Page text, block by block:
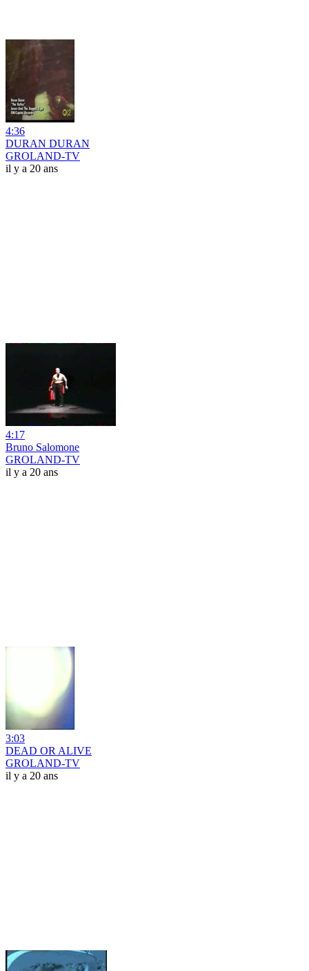
4:36
DURAN DURAN
GROLAND-TV
il y a 20 ans
4:17
Bruno Salomone
GROLAND-TV
il y a 20 ans
3:03
DEAD OR ALIVE
GROLAND-TV
il y a 20 ans